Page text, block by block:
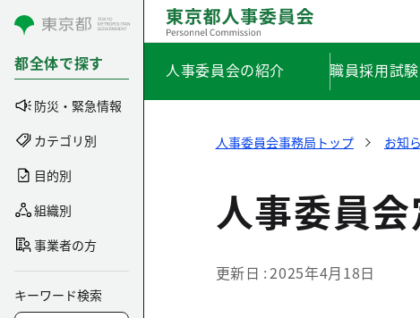
コンテンツにスキップ
都全体で探す
防災・緊急情報
カテゴリ別
目的別
組織別
事業者の方
キーワード検索
人事委員会の紹介 職員採用試
人事委員会事務局トップ お知
人事委員
更新日 2025年4月18日